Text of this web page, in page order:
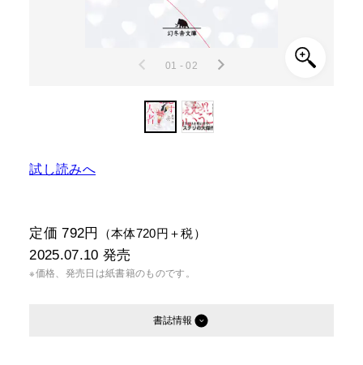
01 - 02
試し読みへ
定価 792円 （本体720円＋税）
2025.07.10 発売
※価格、発売日は紙書籍のものです。
書誌情報